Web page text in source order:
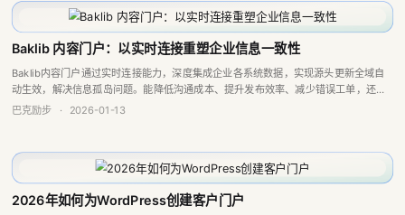
Baklib 内容门户：以实时连接重塑企业信息一致性
Baklib内容门户通过实时连接能力，深度集成企业各系统数据，实现源头更新全域自
动生效，解决信息孤岛问题。能降低沟通成本、提升发布效率、减少错误工单，还提
供个性化视图与协作空间，助力企业提升运营效率与品牌一致性。
巴克励步 · 2026-01-13
2026年如何为WordPress创建客户门户